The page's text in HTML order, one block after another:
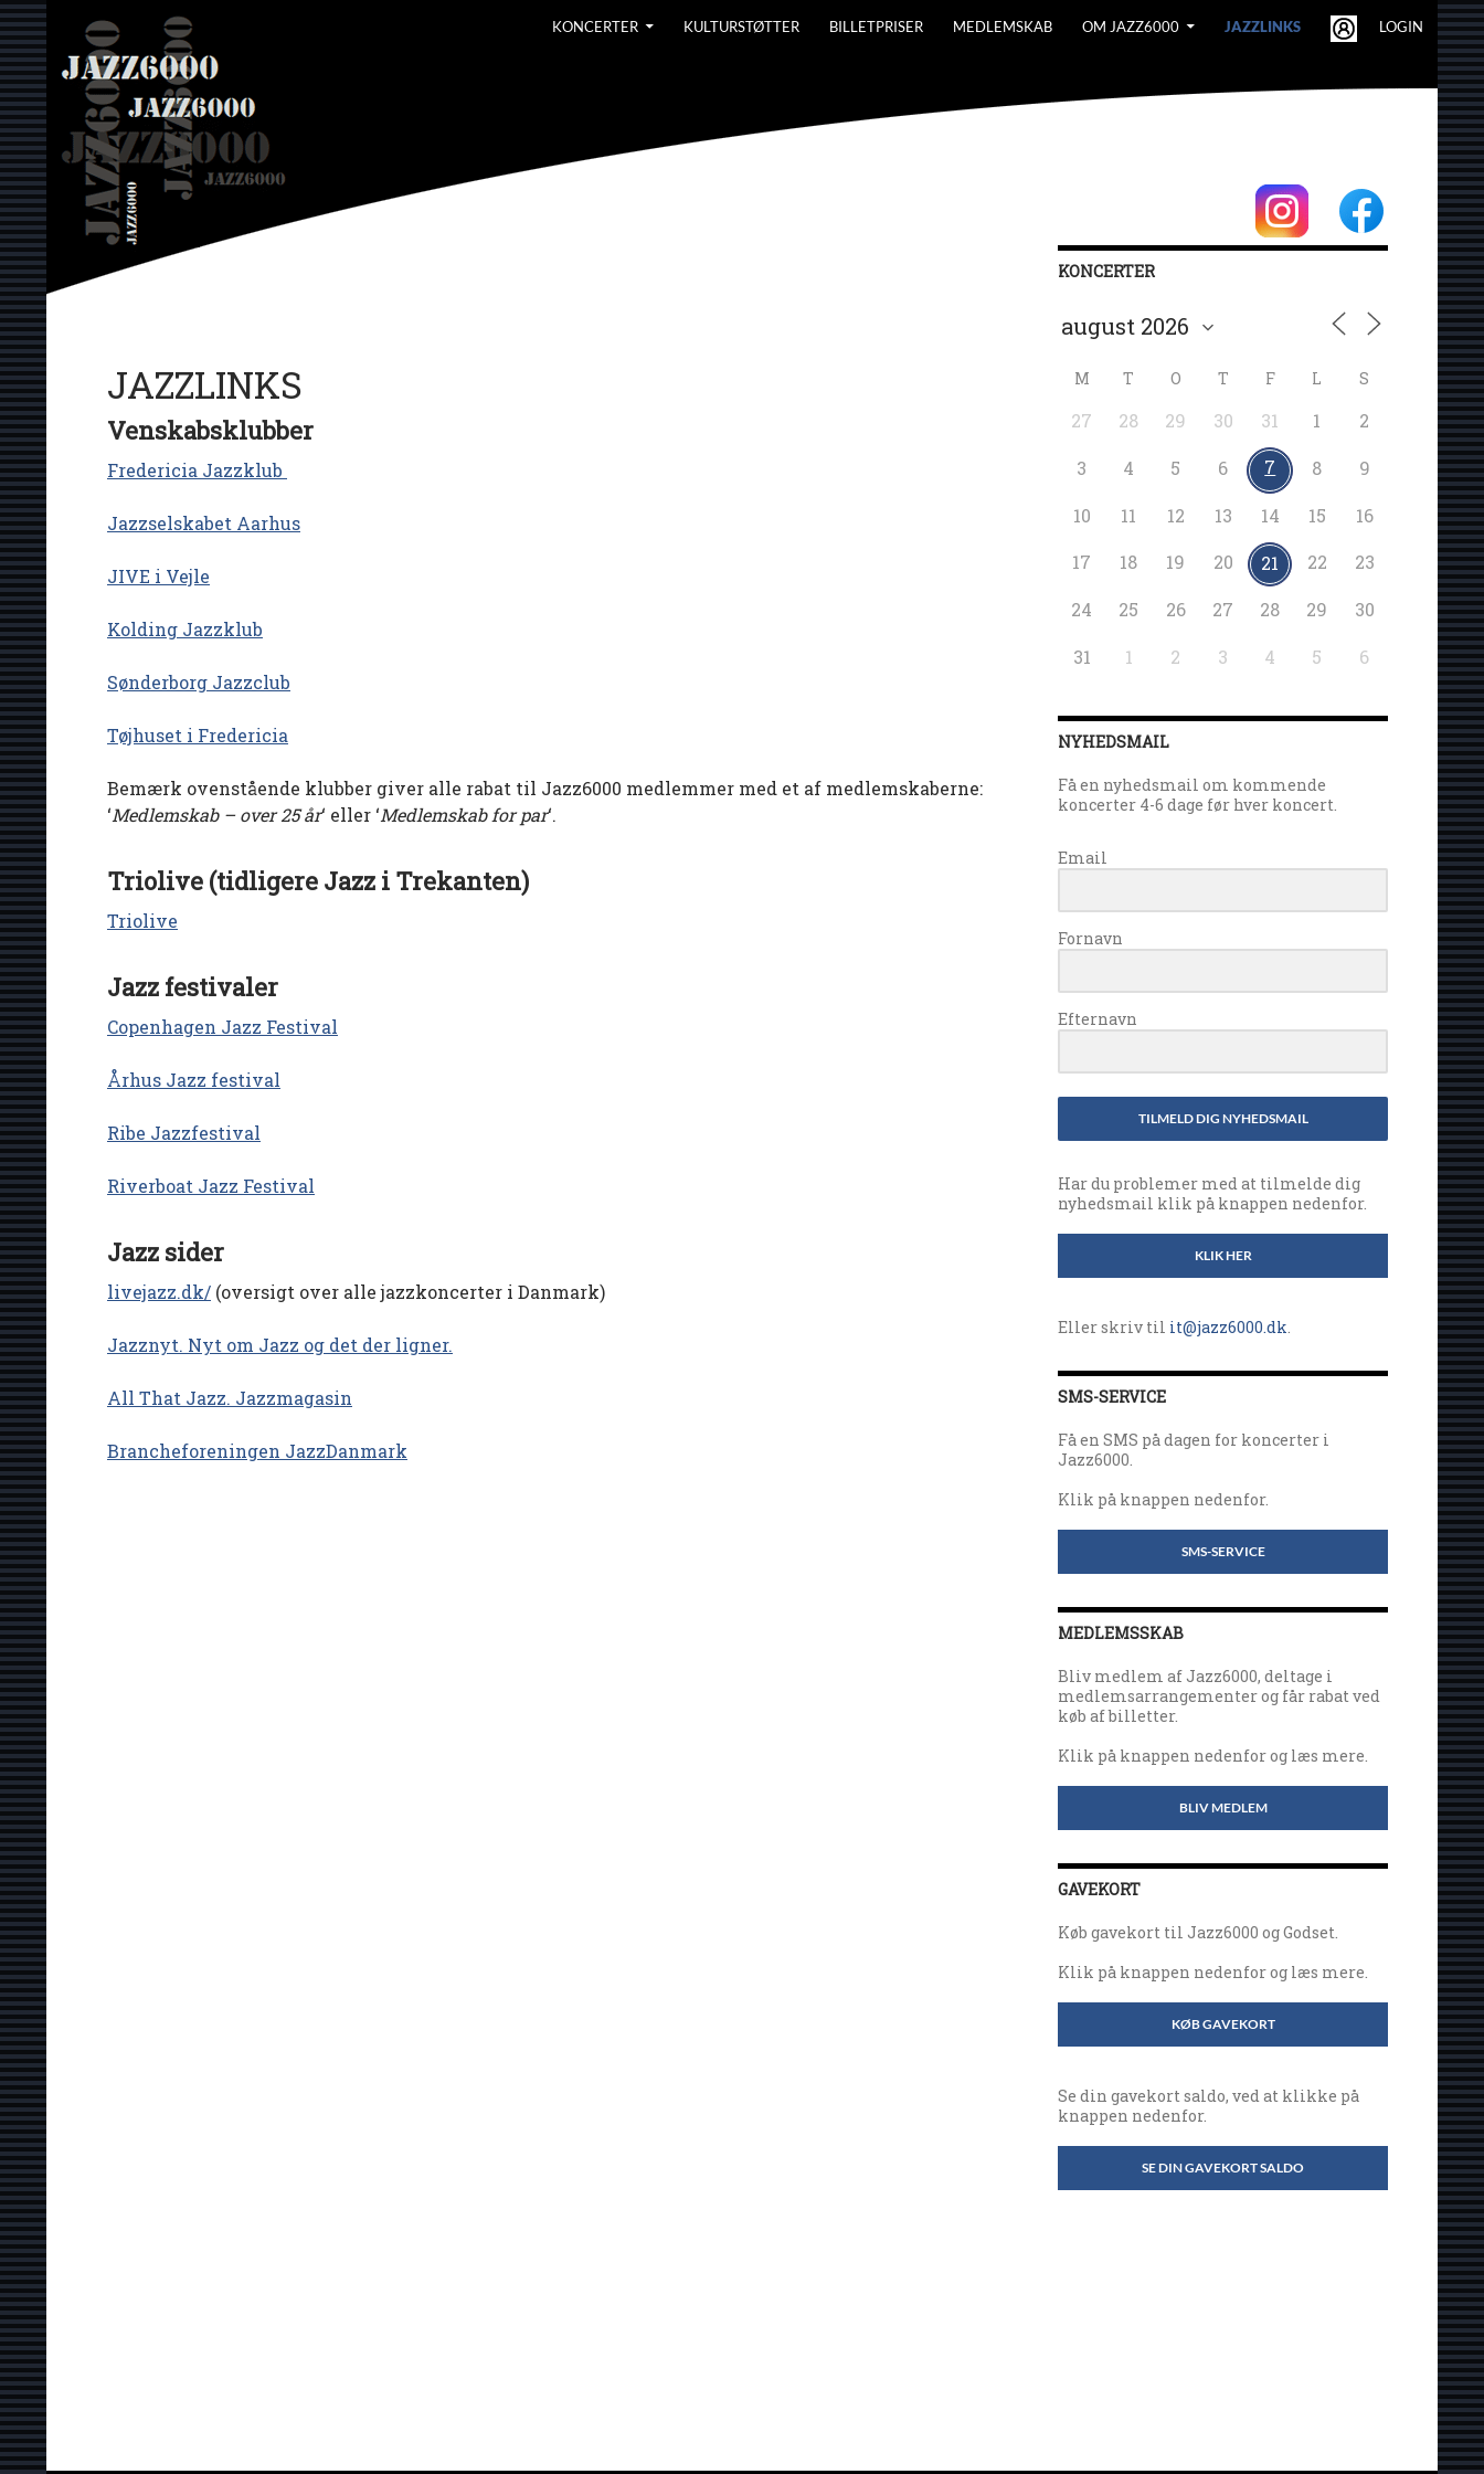
Hop
til
indhold
KONCERTER KULTURSTØTTER BILLETPRISER MEDLEMSKAB OM JAZZ6000 JAZZLINKS LOGIN
JAZZLINKS
Venskabsklubber
Fredericia Jazzklub
Jazzselskabet Aarhus
JIVE i Vejle
Kolding Jazzklub
Sønderborg Jazzclub
Tøjhuset i Fredericia
Bemærk ovenstående klubber giver alle rabat til Jazz6000 medlemmer med et af medlemskaberne:
‘Medlemskab – over 25 år‘ eller ‘Medlemskab for par‘.
Triolive (tidligere Jazz i Trekanten)
Triolive
Jazz festivaler
Copenhagen Jazz Festival
Århus Jazz festival
Ribe Jazzfestival
Riverboat Jazz Festival
Jazz sider
livejazz.dk/ (oversigt over alle jazzkoncerter i Danmark)
Jazznyt. Nyt om Jazz og det der ligner.
All That Jazz. Jazzmagasin
Brancheforeningen JazzDanmark
KONCERTER
M T O T F L S
27 28 29 30 31 1 2
3 4 5 6 7 8 9
10 11 12 13 14 15 16
17 18 19 20 21 22 23
24 25 26 27 28 29 30
31 1 2 3 4 5 6
NYHEDSMAIL
Få en nyhedsmail om kommende
koncerter 4-6 dage før hver koncert.
Email
Fornavn
Efternavn
TILMELD DIG NYHEDSMAIL
Har du problemer med at tilmelde dig
nyhedsmail klik på knappen nedenfor.
KLIK HER
Eller skriv til it@jazz6000.dk
SMS-SERVICE
Få en SMS på dagen for koncerter i
Jazz6000.
Klik på knappen nedenfor.
SMS-SERVICE
MEDLEMSSKAB
Bliv medlem af Jazz6000, deltage i
medlemsarrangementer og får rabat ved
køb af billetter.
Klik på knappen nedenfor og læs mere.
BLIV MEDLEM
GAVEKORT
Køb gavekort til Jazz6000 og Godset.
Klik på knappen nedenfor og læs mere.
KØB GAVEKORT
Se din gavekort saldo, ved at klikke på
knappen nedenfor.
SE DIN GAVEKORT SALDO